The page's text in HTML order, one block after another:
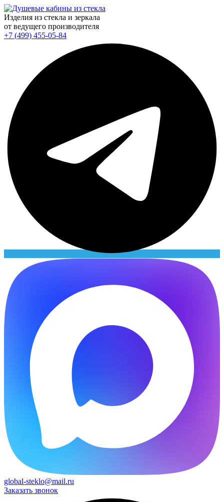
Изделия из стекла и зеркала
от ведущего производителя
+7 (499) 455-05-84
global-steklo@mail.ru
Заказать звонок